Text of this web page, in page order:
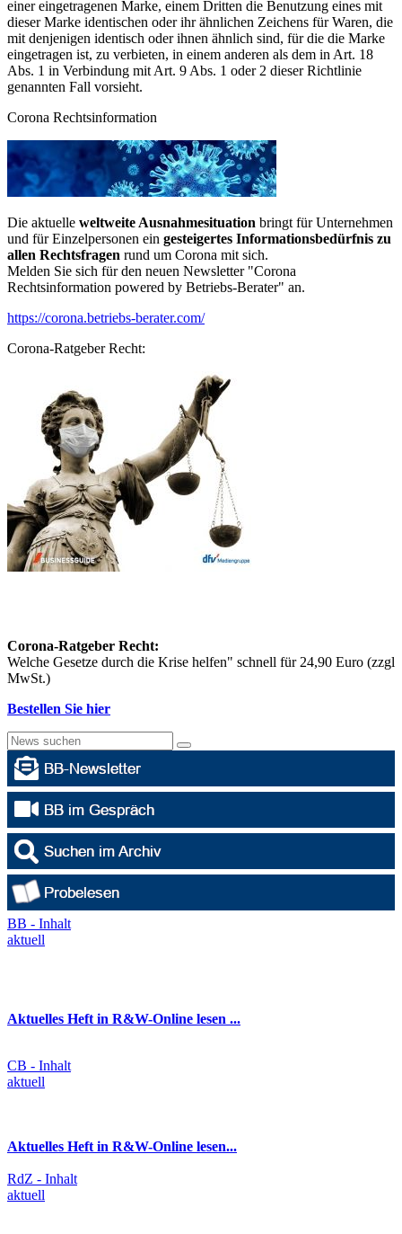
einer eingetragenen Marke, einem Dritten die Benutzung eines mit
dieser Marke identischen oder ihr ähnlichen Zeichens für Waren, die
mit denjenigen identisch oder ihnen ähnlich sind, für die die Marke
eingetragen ist, zu verbieten, in einem anderen als dem in Art. 18
Abs. 1 in Verbindung mit Art. 9 Abs. 1 oder 2 dieser Richtlinie
genannten Fall vorsieht.
Corona Rechtsinformation
Die aktuelle weltweite Ausnahmesituation bringt für Unternehmen
und für Einzelpersonen ein gesteigertes Informationsbedürfnis zu
allen Rechtsfragen rund um Corona mit sich.
Melden Sie sich für den neuen Newsletter "Corona
Rechtsinformation powered by Betriebs-Berater" an.
https://corona.betriebs-berater.com/
Corona-Ratgeber Recht:
Corona-Ratgeber Recht:
Welche Gesetze durch die Krise helfen" schnell für 24,90 Euro (zzgl
MwSt.)
Bestellen Sie hier
BB - Inhalt
aktuell
Aktuelles Heft in R&W-Online lesen ...
CB - Inhalt
aktuell
Aktuelles Heft in R&W-Online lesen...
RdZ - Inhalt
aktuell